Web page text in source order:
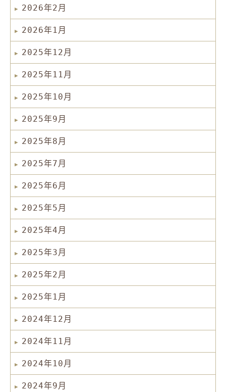
2026年2月
2026年1月
2025年12月
2025年11月
2025年10月
2025年9月
2025年8月
2025年7月
2025年6月
2025年5月
2025年4月
2025年3月
2025年2月
2025年1月
2024年12月
2024年11月
2024年10月
2024年9月